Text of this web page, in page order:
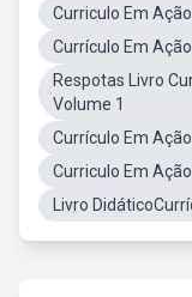
Curriculo Em
Currículo Em
Respotas Livro
Volume 1
Currículo Em
Curriculo Em
Livro